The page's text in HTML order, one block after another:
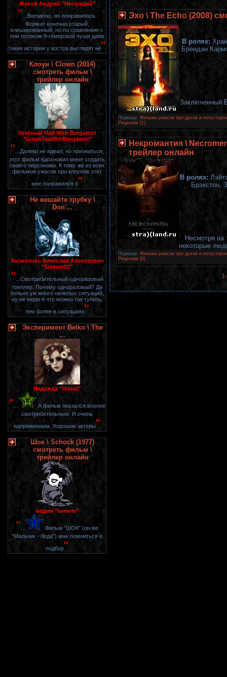
Жуков Андрей "Неспящий"
" ...Внезапно, но понравилось.
Формат конечно старый,
клишированный, но по сравнению с
тем потоком б-гомерзкой чуши даже
такие истории у костра выглядят не"
Клоун \ Clown (2014)
смотреть фильм \
трейлер онлайн
Зелёный Чай With Bergamot
"GreenTeaWithBergamot"
" ...Далеко не идеал, но признаться,
этот фильм вдохновил меня создать
своего персонажа. К тому же из всех
фильмов ужасов про клоунов этот
мне понравился б"
Не вешайте трубку \
Don'...
Халипенко Вячеслав Алексеевич
"Scream93"
" ...Смотрибительный одноразовый
триллер. Почему одноразовый? Да
больно уж много нелепых ситуаций,
ну не верю я что можно так тупить,
тем более в ситуациях"
Эксперимент Belko \ The
...
Надежда "litota2"
"
А фильм оказался вполне
смотрибетельным. И очень
напряженным. Хорошие актеры"
Шок \ Schock (1977)
смотреть фильм \
трейлер онлайн
вадим "beewer"
"
Фильм "ШОК" (он же
"Мальчик - беда") мне помниться в
подбор"
Эхо \ The Echo (2008)
В ролях:
Брендан
Заключенный
Поджанр: Фильмы ужасов про духов и
Рецензии (1)
Некромантия \
трейлер онлайн
В ролях:
Брэкстон,
Несмотря на
некоторые
Поджанр: Фильмы ужасов про духов и
Рецензии (0)